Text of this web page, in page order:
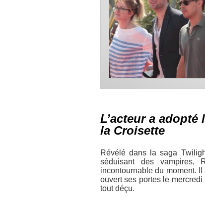
L’acteur a
la Croisette
Révélé dans la saga
séduisant des vampires,
incontournable du moment.
ouvert ses portes le mercredi
tout déçu.